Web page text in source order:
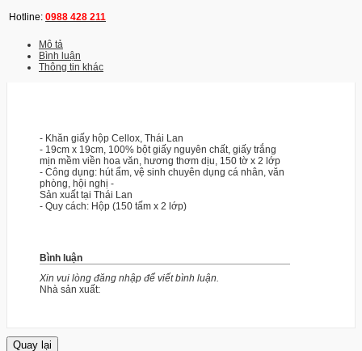
Hotline: 0988 428 211
Mô tả
Bình luận
Thông tin khác
- Khăn giấy hộp Cellox, Thái Lan
- 19cm x 19cm, 100% bột giấy nguyên chất, giấy trắng
mịn mềm viền hoa văn, hương thơm dịu, 150 tờ x 2 lớp
- Công dụng: hút ẩm, vệ sinh chuyên dụng cá nhân, văn
phòng, hội nghị -
Sản xuất tại Thái Lan
- Quy cách: Hộp (150 tấm x 2 lớp)
Bình luận
Xin vui lòng đăng nhập để viết bình luận.
Nhà sản xuất: